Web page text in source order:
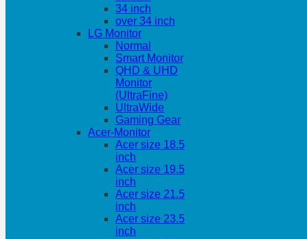
34 inch
over 34 inch
LG Monitor
Normal
Smart Monitor
QHD & UHD
Monitor
(UltraFine)
UltraWide
Gaming Gear
Acer-Monitor
Acer size 18.5
inch
Acer size 19.5
inch
Acer size 21.5
inch
Acer size 23.5
inch